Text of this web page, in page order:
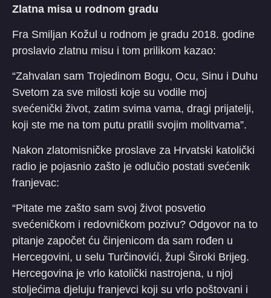
Zlatna misa u rodnom gradu
Fra Smiljan Kožul u rodnom je gradu 2018. godine
proslavio zlatnu misu i tom prilikom kazao:
“Zahvalan sam Trojedinom Bogu, Ocu, Sinu i Duhu
Svetom za sve milosti koje su vodile moj
svećenički život, zatim svima vama, dragi prijatelji,
koji ste me na tom putu pratili svojim molitvama”.
Nakon zlatomisničke proslave za Hrvatski katolički
radio je pojasnio zašto je odlučio postati svećenik
franjevac:
“Pitate me zašto sam svoj život posvetio
svećeničkom i redovničkom pozivu? Odgovor na to
pitanje započet ću činjenicom da sam rođen u
Hercegovini, u selu Turčinovići, župi Široki Brijeg.
Hercegovina je vrlo katolički nastrojena, u njoj
stoljećima djeluju franjevci koji su vrlo poštovani i